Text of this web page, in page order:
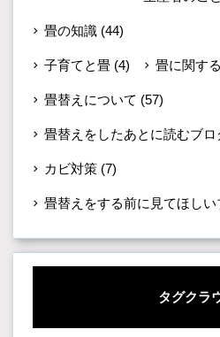
畳の知識 (44)
子育てと畳 (4) 畳に関す
畳替えについて (57)
畳替えをしたあとに読むブロ
カビ対策 (7)
畳替えをする前に見てほしい
タグクラ